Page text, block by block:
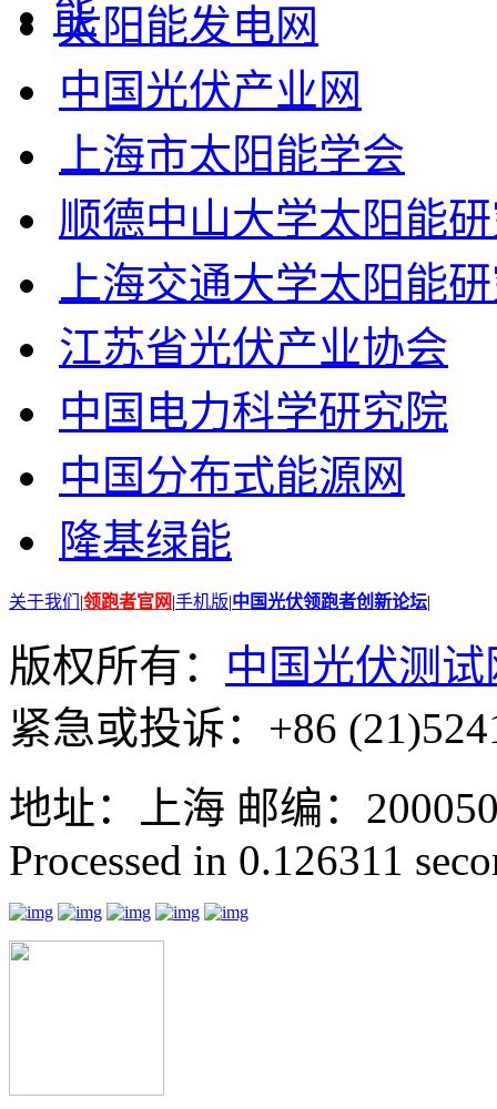
太阳能发电网
中国光伏产业网
上海市太阳能学会
顺德中山大学太阳能
上海交通大学太阳能
江苏省光伏产业协会
中国电力科学研究院
中国分布式能源网
隆基绿能
关于我们 |领跑者官网|手机版|中国光伏领跑者创新论坛|
版权所有： 中国光伏测试
紧急或投诉：+86
地址：上海 邮编：
Processed in 0.126311